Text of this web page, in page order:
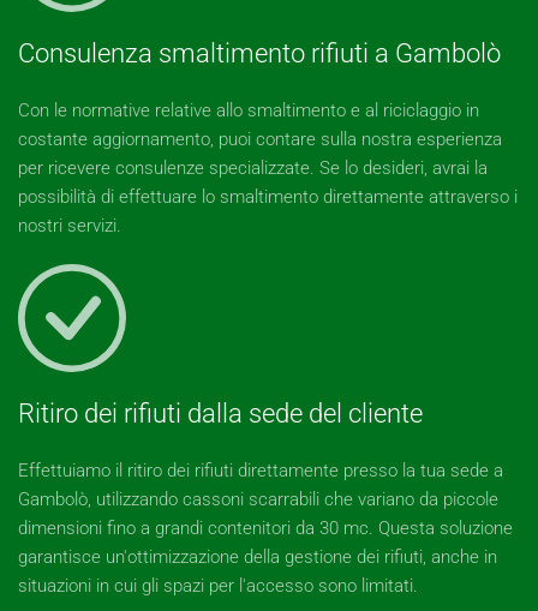
Consulenza smaltimento rifiuti a Gambolò
Con le normative relative allo smaltimento e al riciclaggio in
costante aggiornamento, puoi contare sulla nostra esperienza
per ricevere consulenze specializzate. Se lo desideri, avrai la
possibilità di effettuare lo smaltimento direttamente attraverso i
nostri servizi.
Ritiro dei rifiuti dalla sede del cliente
Effettuiamo il ritiro dei rifiuti direttamente presso la tua sede a
Gambolò, utilizzando cassoni scarrabili che variano da piccole
dimensioni fino a grandi contenitori da 30 mc. Questa soluzione
garantisce un'ottimizzazione della gestione dei rifiuti, anche in
situazioni in cui gli spazi per l'accesso sono limitati.